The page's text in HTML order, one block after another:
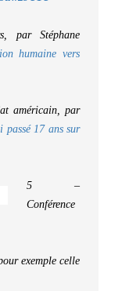
par Stéphane
humaine vers
américain, par
passé 17 ans sur
5 –
Conférence
exemple celle